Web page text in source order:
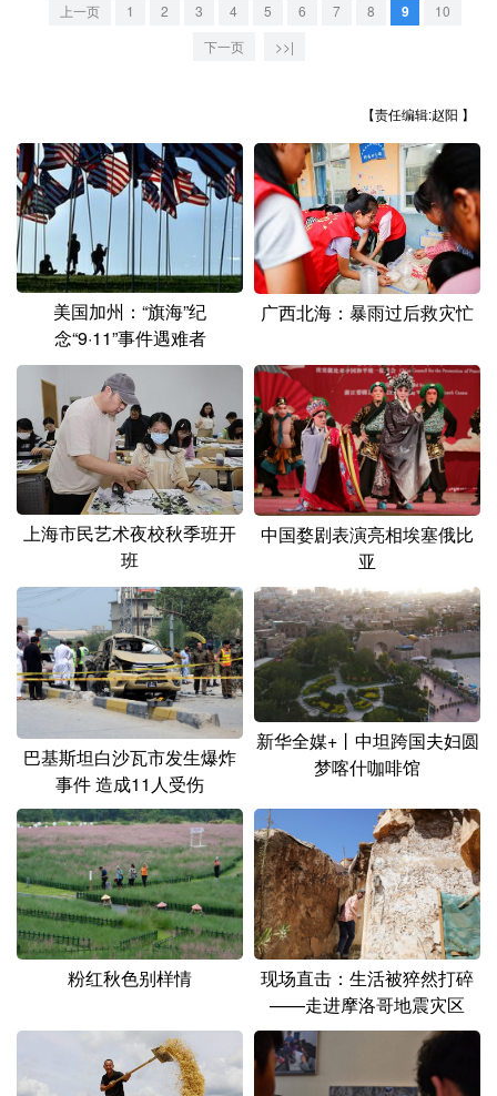
Deutsch
上一页 1 2 3 4 5 6 7 8 9
10
下一页
>>|
【责任编辑:赵阳 】
美国加州：“旗海”纪
念“9·11”事件遇难者
广西北海：暴雨过后救灾忙
上海市民艺术夜校秋季班开
班
中国婺剧表演亮相埃塞俄比
亚
巴基斯坦白沙瓦市发生爆炸
事件 造成11人受伤
新华全媒+丨中坦跨国夫妇圆
梦喀什咖啡馆
粉红秋色别样情
现场直击：生活被猝然打碎
——走进摩洛哥地震灾区